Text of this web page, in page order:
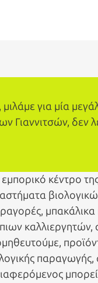
για μία
Γιαννιτσών, δεν
κέντρο
μπακάλικα
παραγωγής,